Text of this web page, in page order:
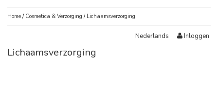
Home / Cosmetica & Verzorging / Lichaamsverzorging
Nederlands Inloggen
Lichaamsverzorging